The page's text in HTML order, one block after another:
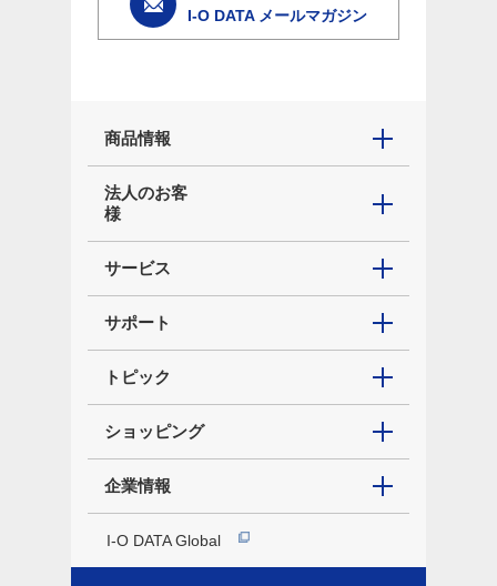
I-O DATA メールマガジン
商品情報
法人のお客
様
サービス
サポート
トピック
ショッピング
企業情報
I-O DATA Global